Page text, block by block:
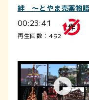
絆 ～とやま売薬物
00:23:41
再生回数：492